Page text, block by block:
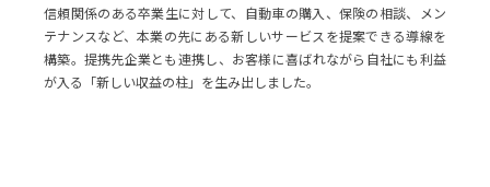
信頼関係のある卒業生に対して、自動車の購入、保険の相談、メン
テナンスなど、本業の先にある新しいサービスを提案できる導線を
構築。提携先企業とも連携し、お客様に喜ばれながら自社にも利益
が入る「新しい収益の柱」を生み出しました。